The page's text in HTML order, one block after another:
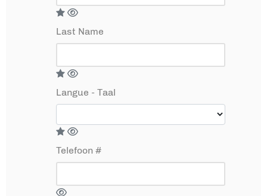
Last Name
Langue - Taal
Telefoon #